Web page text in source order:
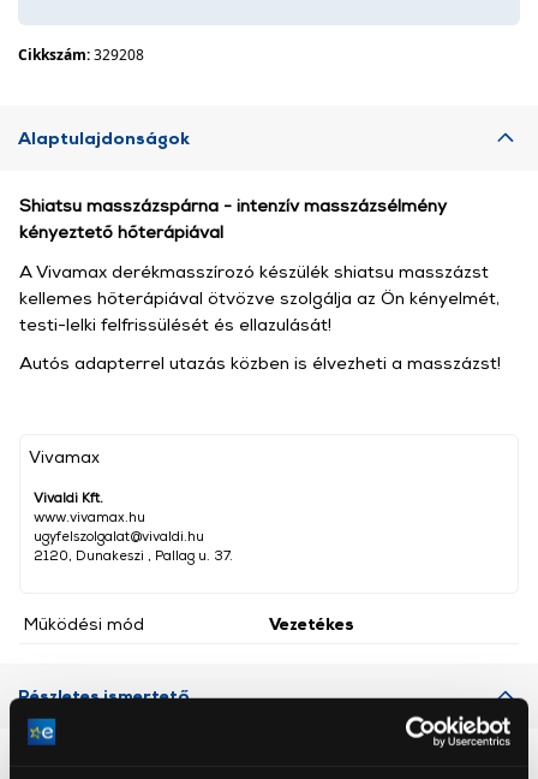
Cikkszám:329208
Alaptulajdonságok
Vivamax
Vivaldi Kft.
www.vivamax.hu
ugyfelszolgalat@vivaldi.hu
2120, Dunakeszi , Pallag u. 37.
Működési mód Vezetékes
Shiatsu masszázspárna - intenzív masszázsélmény
kényeztető hőterápiával
A Vivamax derékmasszírozó készülék shiatsu masszázst
kellemes hőterápiával ötvözve szolgálja az Ön kényelmét,
testi-lelki felfrissülését és ellazulását!
Autós adapterrel utazás közben is élvezheti a masszázst!
Részletes ismertető